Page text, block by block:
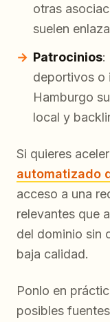
otras
suelen
Patrocinios:
deportivos o
Hamburgo
local y
Si quieres
automatizado
acceso a una
relevantes que
del dominio sin
baja calidad.
Ponlo en
posibles